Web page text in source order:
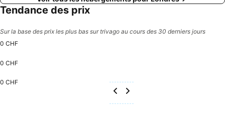
Tendance des prix
Sur la base des prix les plus bas sur trivago au cours des 30 derniers jours
0 CHF
0 CHF
0 CHF